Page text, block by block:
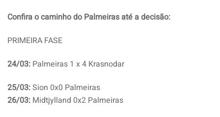
Confira o caminho do Palmeiras até a decisão:
PRIMEIRA FASE
24/03: Palmeiras 1 x 4 Krasnodar
25/03:Sion 0x0 Palmeiras
26/03: Midtjylland 0x2 Palmeiras